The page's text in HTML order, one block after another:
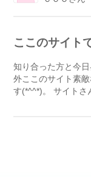
ここのサイト
知り合った方と今
外ここのサイト素
す(*^^*)。 サイトさ